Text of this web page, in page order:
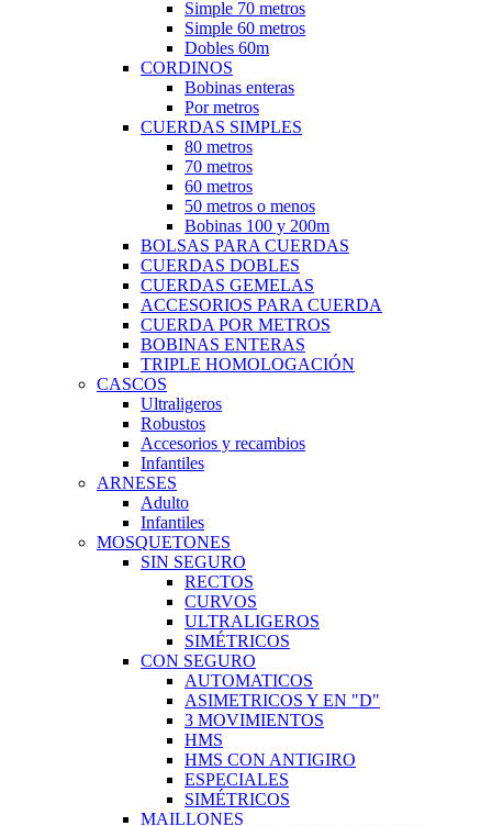
Simple 70 metros
Simple 60 metros
Dobles 60m
CORDINOS
Bobinas enteras
Por metros
CUERDAS SIMPLES
80 metros
70 metros
60 metros
50 metros o menos
Bobinas 100 y 200m
BOLSAS PARA CUERDAS
CUERDAS DOBLES
CUERDAS GEMELAS
ACCESORIOS PARA CUERDA
CUERDA POR METROS
BOBINAS ENTERAS
TRIPLE HOMOLOGACIÓN
CASCOS
Ultraligeros
Robustos
Accesorios y recambios
Infantiles
ARNESES
Adulto
Infantiles
MOSQUETONES
SIN SEGURO
RECTOS
CURVOS
ULTRALIGEROS
SIMÉTRICOS
CON SEGURO
AUTOMATICOS
ASIMETRICOS Y EN "D"
3 MOVIMIENTOS
HMS
HMS CON ANTIGIRO
ESPECIALES
SIMÉTRICOS
MAILLONES